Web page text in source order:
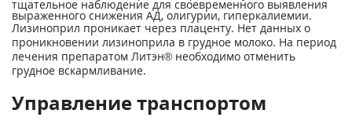
тщательное наблюдение для своевременного выявления
выраженного снижения АД, олигурии, гиперкалиемии.
Лизиноприл проникает через плаценту. Нет данных о
проникновении лизиноприла в грудное молоко. На период
лечения препаратом Литэн® необходимо отменить
грудное вскармливание.
Управление транспортом